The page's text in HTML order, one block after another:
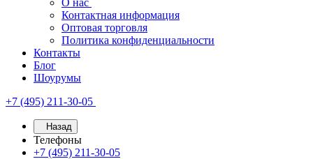
О нас
Контактная информация
Оптовая торговля
Политика конфиденциальности
Контакты
Блог
Шоурумы
+7 (495) 211-30-05
Назад
Телефоны
+7 (495) 211-30-05